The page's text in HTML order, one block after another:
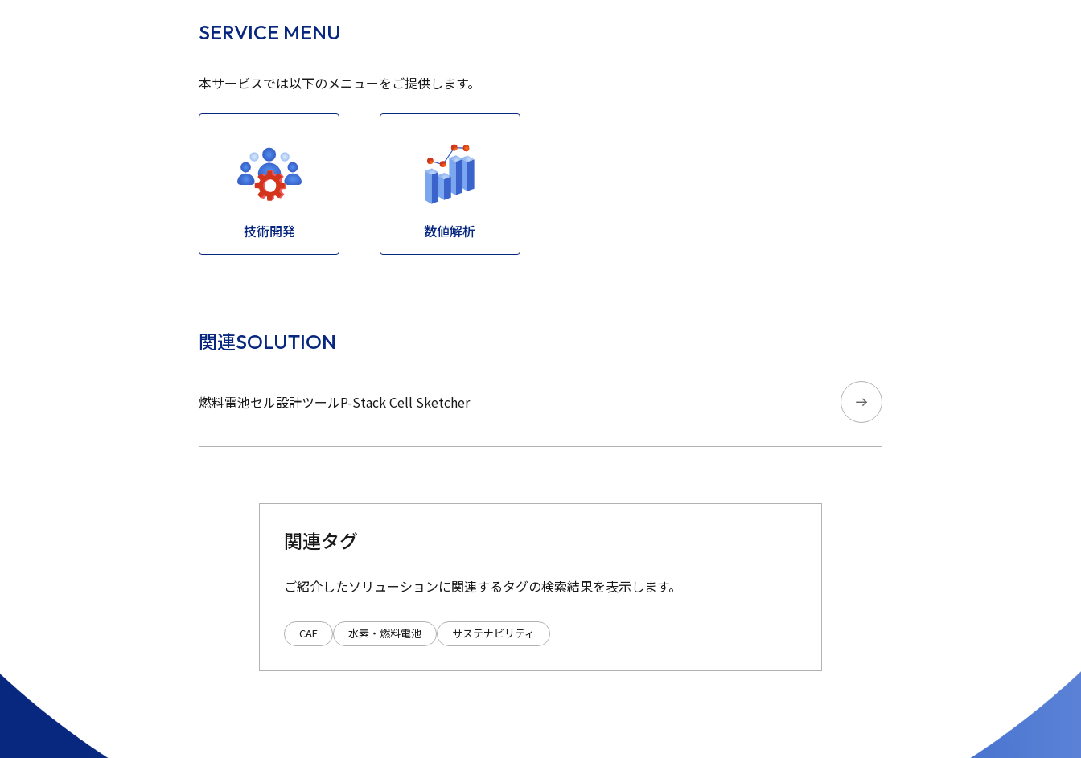
SERVICE MENU
本サービスでは以下のメニューをご提供します。
技術開発 数値解析
関連SOLUTION
燃料電池セル設計ツールP-Stack Cell Sketcher
関連タグ
ご紹介したソリューションに関連するタグの検索結果を表示します。
CAE 水素・燃料電池 サステナビリティ